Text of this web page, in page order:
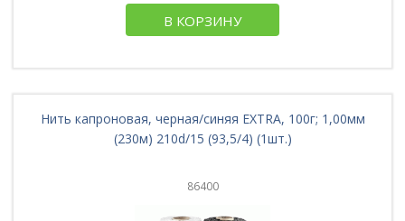
В КОРЗИНУ
Нить капроновая, черная/синяя EXTRA, 100г; 1,00мм
(230м) 210d/15 (93,5/4) (1шт.)
86400